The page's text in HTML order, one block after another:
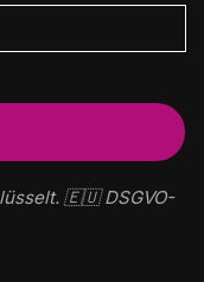
🇪🇺 DSGVO-